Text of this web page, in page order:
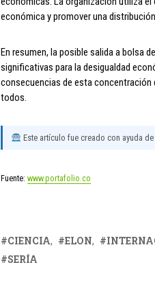
económica y promover una
En resumen, la posible salida a bolsa
significativas para la desigualdad
consecuencias de esta concentración
todos.
Este artículo fue creado con ayuda
Fuente: www.portafolio.co
CIENCIA ELON
SERÍA